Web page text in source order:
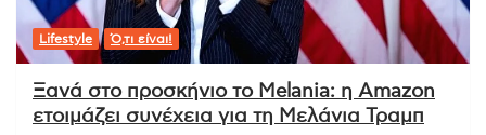
Lifestyle Ό,τι είναι!
Ξανά στο προσκήνιο το Melania: η Amazon
ετοιμάζει συνέχεια για τη Μελάνια Τραμπ